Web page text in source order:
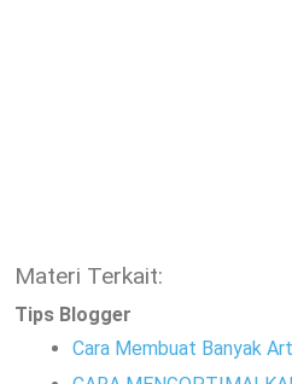
Materi Terkait:
Tips Blogger
Cara Membuat Banyak